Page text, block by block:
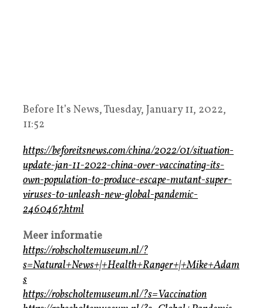
Before It’s News, Tuesday, January 11, 2022,
11:52
https://beforeitsnews.com/china/2022/01/situation-
update-jan-11-2022-china-over-vaccinating-its-
own-population-to-produce-escape-mutant-super-
viruses-to-unleash-new-global-pandemic-
2460467.html
Meer informatie
https://robscholtemuseum.nl/?
s=Natural+News+|+Health+Ranger+|+Mike+Adam
s
https://robscholtemuseum.nl/?s=Vaccination